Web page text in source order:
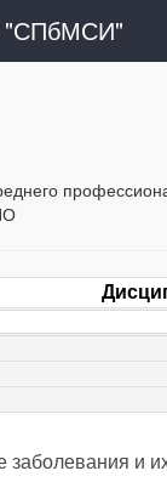
заболевания и